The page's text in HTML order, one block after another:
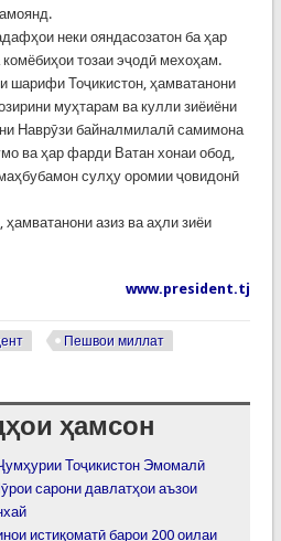
неки ояндасозатон ба ҳар
тозаи эҷодӣ мехоҳам.
шарифи Тоҷикистон, ҳамватанони
муҳтарам ва кулли зиёиёни
Наврӯзи байналмилалӣ самимона
ва ҳар фарди Ватан хонаи обод,
сулҳу оромии ҷовидонӣ
азиз ва аҳли зиёи
www.president.tj
Пешвои миллат
ҳамсон
Тоҷикистон Эмомалӣ
сарони давлатҳои аъзои
истиқоматӣ барои 200 оилаи